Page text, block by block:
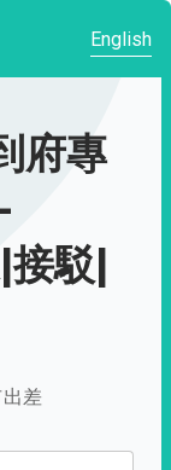
English
府專
駁|
差